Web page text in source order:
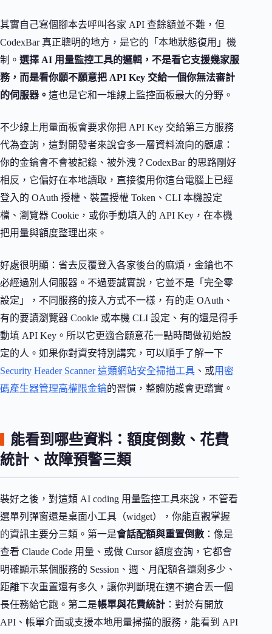
其實自己寫個腳本去呼叫各家 API 查餘額並不難，但
CodexBar 真正聰明的地方，是它的「本地狀態復用」機
制。 選擇 AI 用量監控工具的邏輯，不是看它支援幾家服
務，而是看你願不願意把 API Key 交給一個你無法審計
的伺服器。 這也是它和一堆線上監控面板最大的分野。
不少線上用量面板會要求你把 API Key 交給第三方服務
代為查詢，這對開發者來說會多一層資料流向的顧慮：
你的金鑰會不會被記錄、被外洩？CodexBar 的思路剛好
相反，它偏好在本地讀取，直接復用你這台電腦上已經
登入的 OAuth 授權、裝置授權 Token、CLI 本機設定
檔、瀏覽器 Cookie，或你手動填入的 API Key，在本機
把用量與額度整理出來。
好處很明顯：省去反覆登入各家後台的麻煩，金鑰也不
必經過別人伺服器。不過要誠實說，它並不是「完全零
設定」，不同服務的接入方式不一樣，有的走 OAuth、
有的要讀瀏覽器 Cookie 或本機 CLI 設定、有的還是得手
動填 API Key。所以它更適合願意花一點時間做初始設
定的人。如果你對資安特別講究，可以順手了解一下
Security Header Scanner 這類網站安全掃描工具 、或用密
碼產生器管理高權限金鑰的習慣，整體防護會更踏實。
能看到哪些資料：額度倒數、花費
統計、故障預警三類
裝好之後，對這類 AI coding 用量監控工具來說，不管看
選單列彈窗還是桌面小工具（widget），你能直觀掌握
的資訊主要分三類。第一是會話配額與重置倒數 ：像是
查看 Claude Code 用量、或做 Cursor 額度查詢，它都會
明確顯示某個服務的 Session、週、月配額各還剩多少、
距離下次重置還有多久，讓你判斷現在適不適合丟一個
長任務給它跑。第二是帳單與花費統計 ：對於有開放
API、帳單介面或支援本地用量掃描的服務，能看到 API